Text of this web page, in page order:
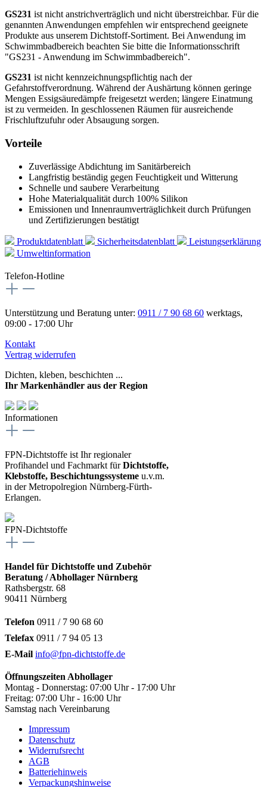
GS231 ist nicht anstrichverträglich und nicht überstreichbar. Für die
genannten Anwendungen empfehlen wir entsprechend geeignete
Produkte aus unserem Dichtstoff-Sortiment. Bei Anwendung im
Schwimmbadbereich beachten Sie bitte die Informationsschrift
"GS231 - Anwendung im Schwimmbadbereich".
GS231 ist nicht kennzeichnungspflichtig nach der
Gefahrstoffverordnung. Während der Aushärtung können geringe
Mengen Essigsäuredämpfe freigesetzt werden; längere Einatmung
ist zu vermeiden. In geschlossenen Räumen für ausreichende
Frischluftzufuhr oder Absaugung sorgen.
Vorteile
Zuverlässige Abdichtung im Sanitärbereich
Langfristig beständig gegen Feuchtigkeit und Witterung
Schnelle und saubere Verarbeitung
Hohe Materialqualität durch 100% Silikon
Emissionen und Innenraumverträglichkeit durch Prüfungen
und Zertifizierungen bestätigt
Produktdatenblatt Sicherheitsdatenblatt
Leistungserklärung
Umweltinformation
Telefon-Hotline
Unterstützung und Beratung unter: 0911 / 7 90 68 60 werktags,
09:00 - 17:00 Uhr
Kontakt
Vertrag widerrufen
Dichten, kleben, beschichten ...
Ihr Markenhändler aus der Region
Informationen
FPN-Dichtstoffe ist Ihr regionaler
Profihandel und Fachmarkt fürDichtstoffe,
Klebstoffe, Beschichtungssysteme u.v.m.
in der Metropolregion Nürnberg-Fürth-
Erlangen.
FPN-Dichtstoffe
Handel für Dichtstoffe und Zubehör
Beratung / Abhollager Nürnberg
Rathsbergstr. 68
90411 Nürnberg
Telefon 0911 / 7 90 68 60
Telefax 0911 / 7 94 05 13
E-Mail info@fpn-dichtstoffe.de
Öffnungszeiten Abhollager
Montag - Donnerstag: 07:00 Uhr - 17:00 Uhr
Freitag: 07:00 Uhr - 16:00 Uhr
Samstag nach Vereinbarung
Impressum
Datenschutz
Widerrufsrecht
AGB
Batteriehinweis
Verpackungshinweise